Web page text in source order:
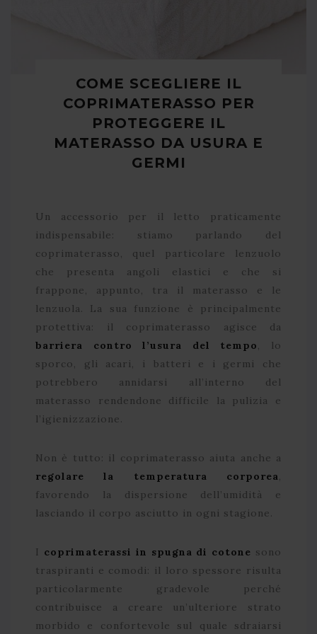
COME SCEGLIERE IL
COPRIMATERASSO PER
PROTEGGERE IL
MATERASSO DA USURA E
GERMI
Un accessorio per il letto praticamente
indispensabile: stiamo parlando del
coprimaterasso, quel particolare lenzuolo
che presenta angoli elastici e che si
frappone, appunto, tra il materasso e le
lenzuola. La sua funzione è principalmente
protettiva: il coprimaterasso agisce da
barriera contro l’usura del tempo, lo
sporco, gli acari, i batteri e i germi che
potrebbero annidarsi all’interno del
materasso rendendone difficile la pulizia e
l’igienizzazione.
Non è tutto: il coprimaterasso aiuta anche a
regolare la temperatura corporea,
favorendo la dispersione dell’umidità e
lasciando il corpo asciutto in ogni stagione.
I coprimaterassi in spugna di cotone sono
traspiranti e comodi: il loro spessore risulta
particolarmente gradevole perché
contribuisce a creare un’ulteriore strato
morbido e confortevole sul quale sdraiarsi